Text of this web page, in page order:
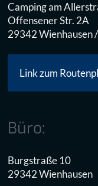
Camping am
Offensener Str. 2A
29342 Wienhausen
Link zum
Büro:
Burgstraße 10
29342 Wienhausen